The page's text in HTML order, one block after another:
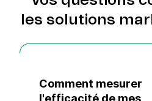
les solutions
Comment mesurer
l'efficacité de mes